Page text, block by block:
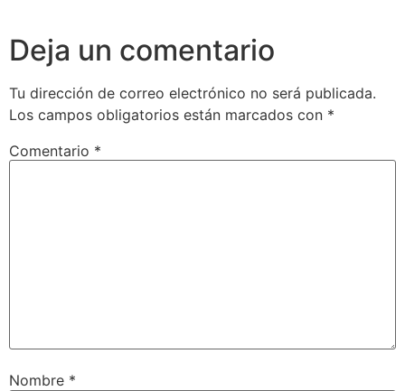
Deja un comentario
Tu dirección de correo electrónico no será publicada.
Los campos obligatorios están marcados con *
Comentario *
Nombre *